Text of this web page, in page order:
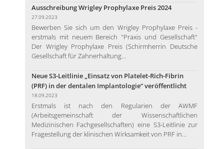
Ausschreibung Wrigley Prophylaxe Preis 2024
27.09.2023
Bewerben Sie sich um den Wrigley Prophylaxe Preis -
erstmals mit neuem Bereich "Praxis und Gesellschaft"
Der Wrigley Prophylaxe Preis (Schirmherrin Deutsche
Gesellschaft für Zahnerhaltung...
Neue S3-Leitlinie „Einsatz von Platelet-Rich-Fibrin
(PRF) in der dentalen Implantologie“ veröffentlicht
18.09.2023
Erstmals ist nach den Regularien der AWMF
(Arbeitsgemeinschaft der Wissenschaftlichen
Medizinischen Fachgesellschaften) eine S3-Leitlinie zur
Fragestellung der klinischen Wirksamkeit von PRF in...